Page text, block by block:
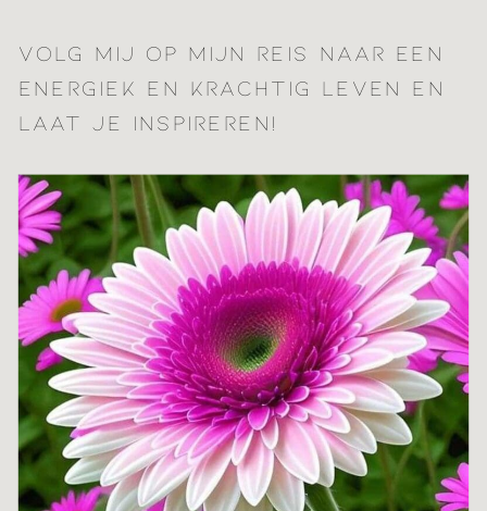
VOLG MIJ OP MIJN REIS NAAR EEN
ENERGIEK EN KRACHTIG LEVEN EN
LAAT JE INSPIREREN!